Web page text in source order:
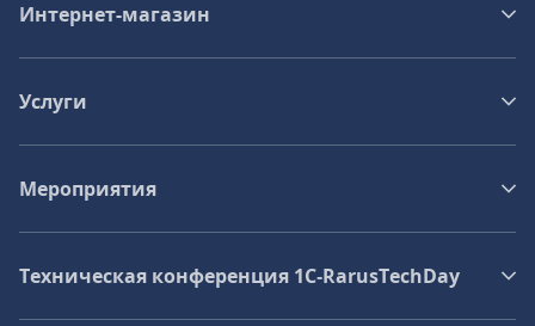
Интернет-магазин
Услуги
Мероприятия
Техническая конференция 1C‑RarusTechDay